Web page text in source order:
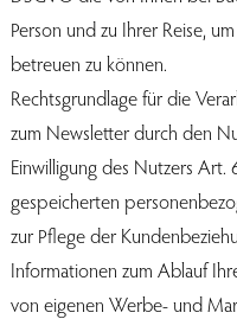
Person und zu Ihrer Reise,
betreuen zu können.
Rechtsgrundlage für die
zum Newsletter durch den
Einwilligung des Nutzers Art.
gespeicherten
zur Pflege der
Informationen zum Ablauf
von eigenen Werbe- und